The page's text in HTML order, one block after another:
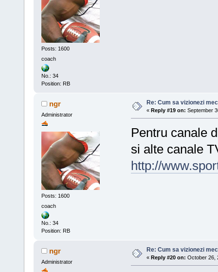
Posts: 1600
coach
No.: 34
Position: RB
ngr
Administrator
Posts: 1600
coach
No.: 34
Position: RB
Re: Cum sa vizionezi
« Reply #19 on: September
Pentru canale
si alte canale
http://
ngr
Administrator
Re: Cum sa vizionezi
« Reply #20 on: October 26,